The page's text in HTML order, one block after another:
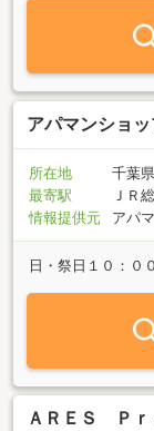
アパマンショ
所在地
千葉
最寄駅
ＪＲ
情報提供元
アパ
日・祭日１０：
ＡＲＥＳ Ｐｒ